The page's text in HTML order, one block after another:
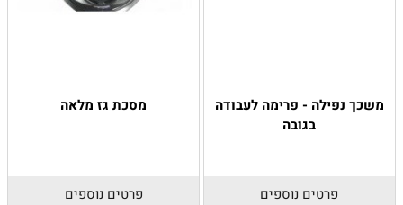
משכך נפילה - פרימה לעבודה
בגובה
פרטים נוספים
מסכת גז מלאה
פרטים נוספים